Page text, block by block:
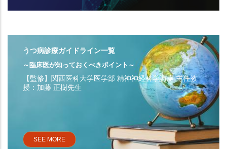
うつ病診療ガイドライン一覧
～臨床医が知っておくべきポイント～
【監修】関西医科大学医学部 精神神経科学講座 主任教
授：加藤 正樹先生
SEE MORE